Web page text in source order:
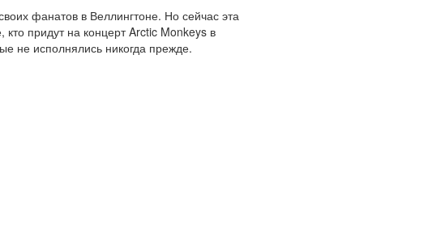
фанатов в Веллингтоне. Но сейчас эта
придут на концерт Arctic Monkeys в
не исполнялись никогда прежде.